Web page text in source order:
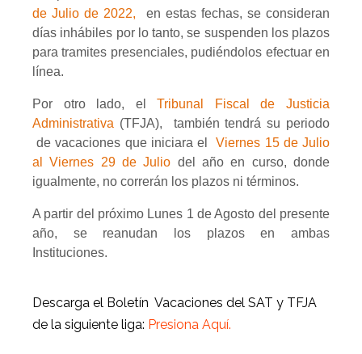
de Julio de 2022,
en estas fechas, se consideran
días inhábiles por lo tanto, se suspenden los plazos
para tramites presenciales, pudiéndolos efectuar en
línea.
Por otro lado, elTribunal Fiscal de Justicia
Administrativa (TFJA),
también tendrá su periodo
de vacaciones que iniciara el
Viernes 15 de Julio
al Viernes 29 de Julio del año en curso, donde
igualmente, no correrán los plazos ni términos.
A partir del próximo Lunes 1 de Agosto del presente
año, se reanudan los plazos en ambas
Instituciones.
Descarga el Boletín Vacaciones del SAT y TFJA
de la siguiente liga: Presiona Aquí.